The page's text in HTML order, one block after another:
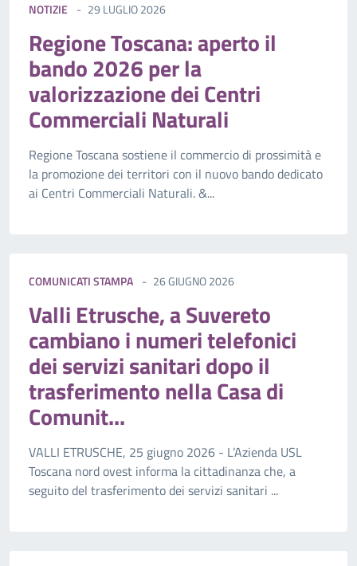
NOTIZIE 29 LUGLIO 2026
Regione Toscana: aperto il
bando 2026 per la
valorizzazione dei Centri
Commerciali Naturali
Regione Toscana sostiene il commercio di prossimità e
la promozione dei territori con il nuovo bando dedicato
ai Centri Commerciali Naturali. &...
COMUNICATI STAMPA 26 GIUGNO 2026
Valli Etrusche, a Suvereto
cambiano i numeri telefonici
dei servizi sanitari dopo il
trasferimento nella Casa di
Comunit...
VALLI ETRUSCHE, 25 giugno 2026 - L’Azienda USL
Toscana nord ovest informa la cittadinanza che, a
seguito del trasferimento dei servizi sanitari ...